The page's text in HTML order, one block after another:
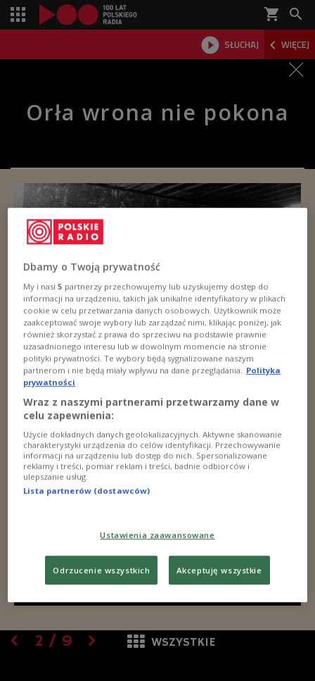
shopping_cart 
 SŁUCHAJ  WIĘCEJ

Orła wrona nie pokona
2 / 9 WSZYSTKIE
Dbamy o Twoją prywatność
My i nasi5 partnerzy przechowujemy lub uzyskujemy dostęp do
informacji na urządzeniu, takich jak unikalne identyfikatory w plikach
cookie w celu przetwarzania danych osobowych. Użytkownik może
zaakceptować swoje wybory lub zarządzać nimi, klikając poniżej, jak
również skorzystać z prawa do sprzeciwu na podstawie prawnie
uzasadnionego interesu lub w dowolnym momencie na stronie
polityki prywatności. Te wybory będą sygnalizowane naszym
partnerom i nie będą miały wpływu na dane przeglądania.
Polityka
prywatności
Wraz z naszymi partnerami przetwarzamy dane w
celu zapewnienia:
Użycie dokładnych danych geolokalizacyjnych. Aktywne skanowanie
charakterystyki urządzenia do celów identyfikacji. Przechowywanie
informacji na urządzeniu lub dostęp do nich. Spersonalizowane
reklamy i treści, pomiar reklam i treści, badnie odbiorców i
ulepszanie usług.
Lista partnerów (dostawców)
Ustawienia zaawansowane
Odrzucenie wszystkich Akceptuję wszystkie